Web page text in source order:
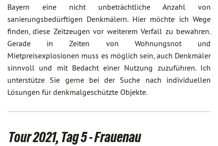
Bayern eine nicht unbeträchtliche Anzahl von
sanierungsbedürftigen Denkmälern. Hier möchte ich Wege
finden, diese Zeitzeugen vor weiterem Verfall zu bewahren.
Gerade in Zeiten von Wohnungsnot und
Mietpreisexplosionen muss es möglich sein, auch Denkmäler
sinnvoll und mit Bedacht einer Nutzung zuzuführen. Ich
unterstütze Sie gerne bei der Suche nach individuellen
Lösungen für denkmalgeschützte Objekte.
Tour 2021, Tag 5 - Frauenau